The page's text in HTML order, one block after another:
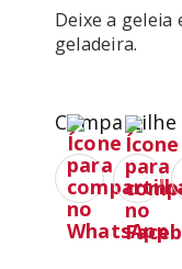
Deixe a geleia
Compartilhe